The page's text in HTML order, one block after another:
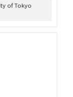
of Tokyo